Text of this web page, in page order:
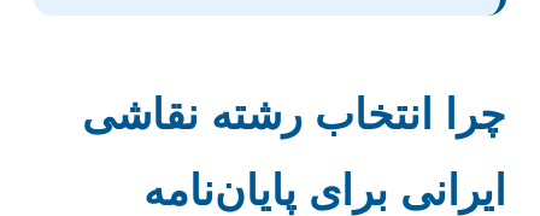
چرا انتخاب رشته نقاشی
ایرانی برای پایان‌نامه